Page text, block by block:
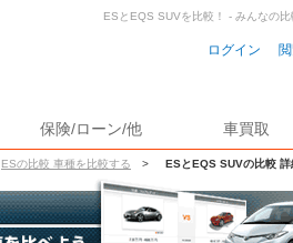
ログイン
保険/ローン/他 車買取
ESの比較 車種を比較する > ESとEQS SUVの比較 詳
ESとEQS SUVを比較！ - みんなの比